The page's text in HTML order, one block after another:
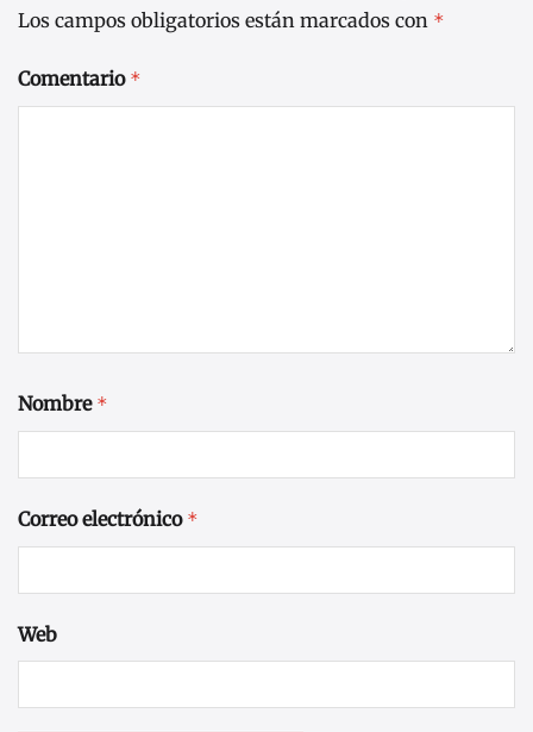
Los campos obligatorios están marcados con *
Comentario *
Nombre *
Correo electrónico *
Web